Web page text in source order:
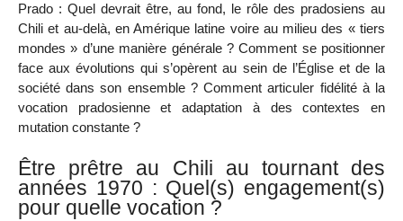
Prado : Quel devrait être, au fond, le rôle des pradosiens au
Chili et au-delà, en Amérique latine voire au milieu des « tiers
mondes » d’une manière générale ? Comment se positionner
face aux évolutions qui s’opèrent au sein de l’Église et de la
société dans son ensemble ? Comment articuler fidélité à la
vocation pradosienne et adaptation à des contextes en
mutation constante ?
Être prêtre au Chili au tournant des
années 1970 : Quel(s) engagement(s)
pour quelle vocation ?